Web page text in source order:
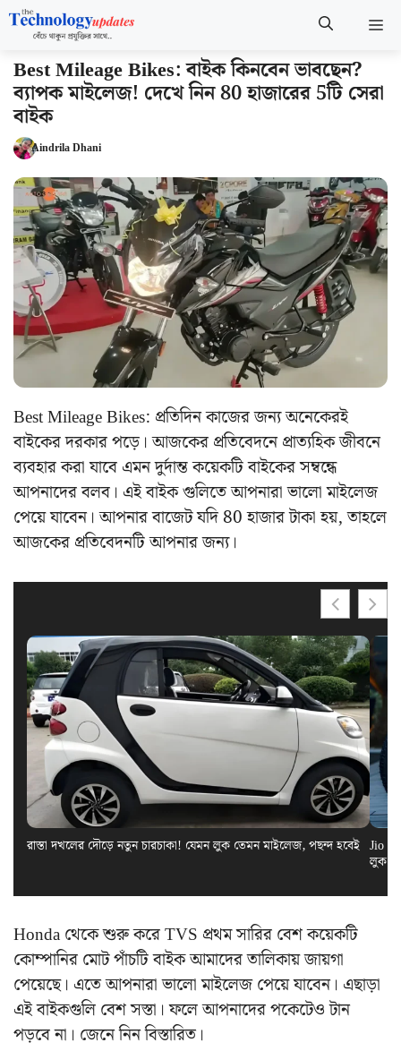
Skip
content
Best Mileage Bikes: বাইক কিনবেন ভাবছেন?
ব্যাপক মাইলেজ! দেখে নিন 80 হাজারের 5টি সেরা
বাইক
Aindrila Dhani
Best Mileage Bikes: প্রতিদিন কাজের জন্য অনেকেরই
বাইকের দরকার পড়ে। আজকের প্রতিবেদনে প্রাত্যহিক জীবনে
ব্যবহার করা যাবে এমন দুর্দান্ত কয়েকটি বাইকের সম্বন্ধে
আপনাদের বলব। এই বাইক গুলিতে আপনারা ভালো মাইলেজ
পেয়ে যাবেন। আপনার বাজেট যদি 80 হাজার টাকা হয়, তাহলে
আজকের প্রতিবেদনটি আপনার জন্য।
রাস্তা দখলের দৌড়ে নতুন চারচাকা! যেমন লুক তেমন মাইলেজ, পছন্দ হবেই Jio
লুক
Honda থেকে শুরু করে TVS প্রথম সারির বেশ কয়েকটি
কোম্পানির মোট পাঁচটি বাইক আমাদের তালিকায় জায়গা
পেয়েছে। এতে আপনারা ভালো মাইলেজ পেয়ে যাবেন। এছাড়া
এই বাইকগুলি বেশ সস্তা। ফলে আপনাদের পকেটেও টান
পড়বে না। জেনে নিন বিস্তারিত।